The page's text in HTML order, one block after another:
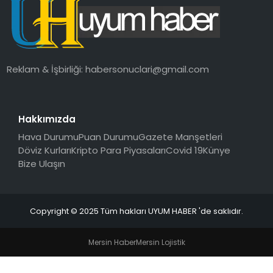
SAĞLIK
MAGAZIN
Reklam & İşbirliği:habersonuclari@gmail.com
Hakkımızda
Hava DurumuPuan DurumuGazete Manşetleri
Döviz KurlarıKripto Para PiyasalarıCovid 19Künye
Bize Ulaşın
Copyright © 2025 Tüm hakları UYUM HABER 'de saklıdır.
Mersin HaberMersin Lojistik